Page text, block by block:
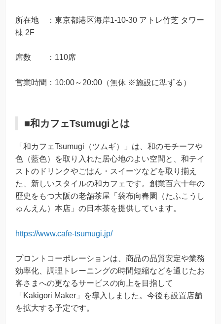
所在地 ：東京都港区海岸1-10-30 アトレ竹芝 タワー
棟 2F
席数 ：110席
営業時間：10:00～20:00（無休 ※施設に準ずる）
■和カフェTsumugiとは
「和カフェTsumugi（ツムギ）」は、和のモチーフや
色（藍色）を取り入れた居心地のよい空間と、和テイ
ストのドリンクやごはん・スイーツなどを取り揃え
た、新しいスタイルの和カフェです。創業百六十年の
歴史をもつ大阪の老舗茶屋「袋布向春園（たふこうし
ゅんえん）本店」の日本茶を提供しています。
https://www.cafe-tsumugi.jp/
プロントコーポレーションは、商品の品質安定や業務
効率化、調理トレーニングの時間短縮などを通じたお
客さまへの更なるサービスの向上を目指して
「Kakigori Maker」を導入しました。今後も設置店舗
を拡大する予定です。